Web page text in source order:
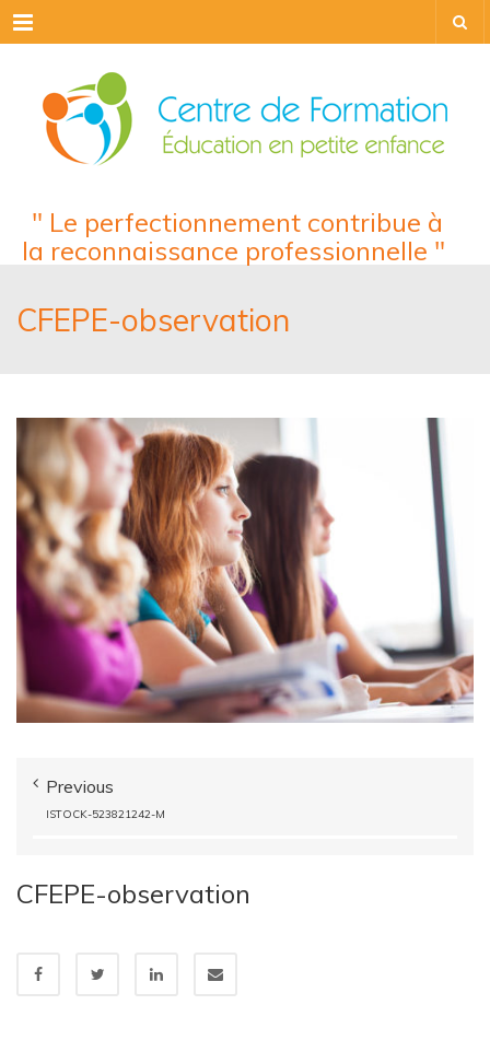
Menu
" Le perfectionnement contribue à
la reconnaissance professionnelle "
CFEPE-observation
Previous
ISTOCK-523821242-M
CFEPE-observation